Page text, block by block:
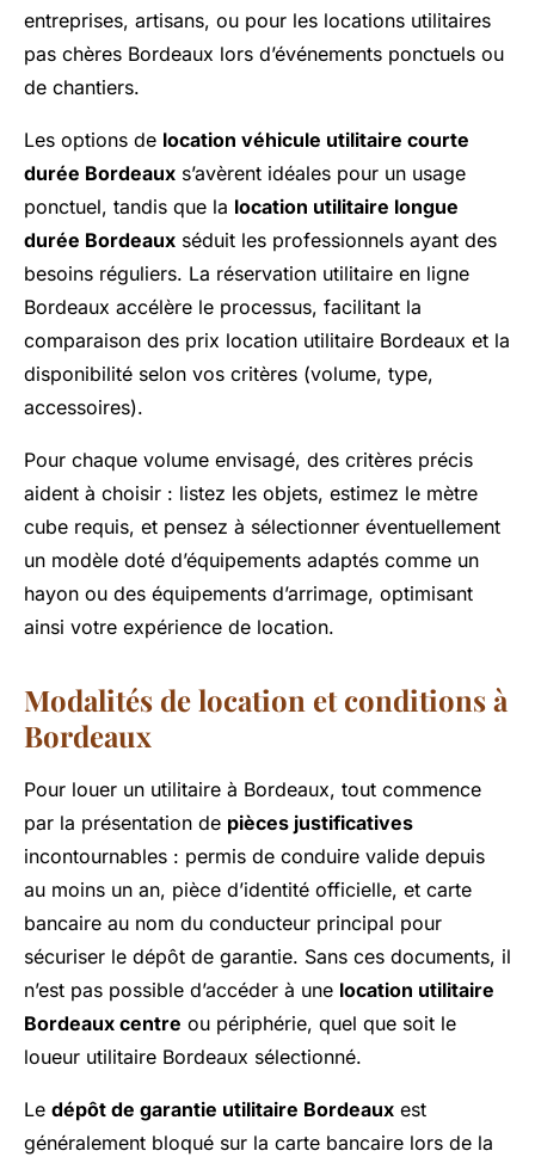
entreprises, artisans, ou pour les locations utilitaires
pas chères Bordeaux lors d’événements ponctuels ou
de chantiers.
Les options de location véhicule utilitaire courte
durée Bordeaux s’avèrent idéales pour un usage
ponctuel, tandis que la location utilitaire longue
durée Bordeaux séduit les professionnels ayant des
besoins réguliers. La réservation utilitaire en ligne
Bordeaux accélère le processus, facilitant la
comparaison des prix location utilitaire Bordeaux et la
disponibilité selon vos critères (volume, type,
accessoires).
Pour chaque volume envisagé, des critères précis
aident à choisir : listez les objets, estimez le mètre
cube requis, et pensez à sélectionner éventuellement
un modèle doté d’équipements adaptés comme un
hayon ou des équipements d’arrimage, optimisant
ainsi votre expérience de location.
Modalités de location et conditions à
Bordeaux
Pour louer un utilitaire à Bordeaux, tout commence
par la présentation de pièces justificatives
incontournables : permis de conduire valide depuis
au moins un an, pièce d’identité officielle, et carte
bancaire au nom du conducteur principal pour
sécuriser le dépôt de garantie. Sans ces documents, il
n’est pas possible d’accéder à une location utilitaire
Bordeaux centre ou périphérie, quel que soit le
loueur utilitaire Bordeaux sélectionné.
Le dépôt de garantie utilitaire Bordeaux est
généralement bloqué sur la carte bancaire lors de la